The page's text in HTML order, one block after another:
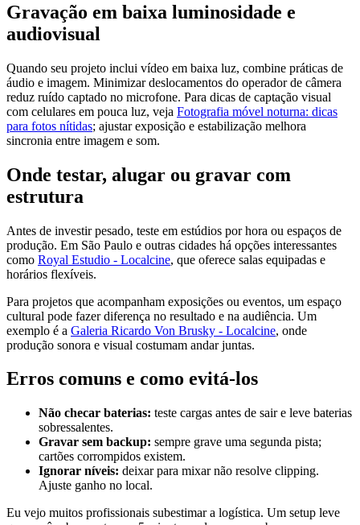
Gravação em baixa luminosidade e
audiovisual
Quando seu projeto inclui vídeo em baixa luz, combine práticas de
áudio e imagem. Minimizar deslocamentos do operador de câmera
reduz ruído captado no microfone. Para dicas de captação visual
com celulares em pouca luz, veja Fotografia móvel noturna: dicas
para fotos nítidas; ajustar exposição e estabilização melhora
sincronia entre imagem e som.
Onde testar, alugar ou gravar com
estrutura
Antes de investir pesado, teste em estúdios por hora ou espaços de
produção. Em São Paulo e outras cidades há opções interessantes
como Royal Estudio - Localcine, que oferece salas equipadas e
horários flexíveis.
Para projetos que acompanham exposições ou eventos, um espaço
cultural pode fazer diferença no resultado e na audiência. Um
exemplo é a Galeria Ricardo Von Brusky - Localcine, onde
produção sonora e visual costumam andar juntas.
Erros comuns e como evitá‑los
Não checar baterias: teste cargas antes de sair e leve baterias
sobressalentes.
Gravar sem backup: sempre grave uma segunda pista;
cartões corrompidos existem.
Ignorar níveis: deixar para mixar não resolve clipping.
Ajuste ganho no local.
Eu vejo muitos profissionais subestimar a logística. Um setup leve